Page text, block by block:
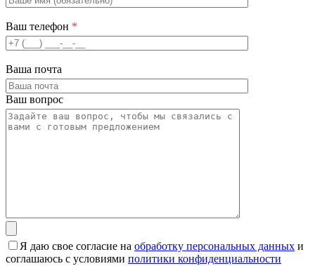
Ваш телефон *
Ваша почта
Ваш вопрос
Я даю свое согласие на обработку персональных данных и
соглашаюсь с условиями политики конфиденциальности